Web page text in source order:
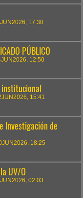
17:30
PÚBLICO
12:50
institucional
15:41
Investigación de
18:25
UV/O
02:03